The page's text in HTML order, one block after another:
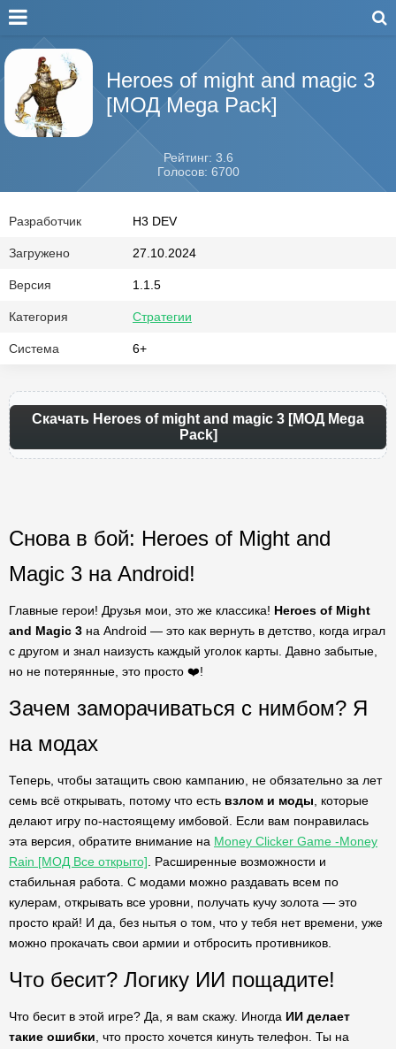
Heroes of might and magic 3
[МОД Mega Pack]
Рейтинг: 3.6
Голосов: 6700
Разработчик H3 DEV
Загружено 27.10.2024
Версия 1.1.5
Категория Стратегии
Система 6+
Скачать Heroes of might and magic 3 [МОД Mega
Pack]
Снова в бой: Heroes of Might and
Magic 3 на Android!
Главные герои! Друзья мои, это же классика! Heroes of Might
and Magic 3 на Android — это как вернуть в детство, когда играл
с другом и знал наизусть каждый уголок карты. Давно забытые,
но не потерянные, это просто ❤️!
Зачем заморачиваться с нимбом? Я
на модах
Теперь, чтобы затащить свою кампанию, не обязательно за лет
семь всё открывать, потому что есть взлом и моды , которые
делают игру по-настоящему имбовой. Если вам понравилась
эта версия, обратите внимание на Money Clicker Game -Money
Rain [МОД Все открыто] . Расширенные возможности и
стабильная работа. С модами можно раздавать всем по
кулерам, открывать все уровни, получать кучу золота — это
просто край! И да, без нытья о том, что у тебя нет времени, уже
можно прокачать свои армии и отбросить противников.
Что бесит? Логику ИИ пощадите!
Что бесит в этой игре? Да, я вам скажу. Иногда ИИ делает
такие ошибки , что просто хочется кинуть телефон. Ты на